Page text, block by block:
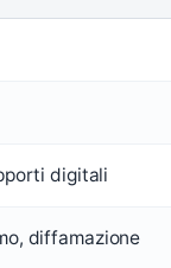
digitali
diffamazione